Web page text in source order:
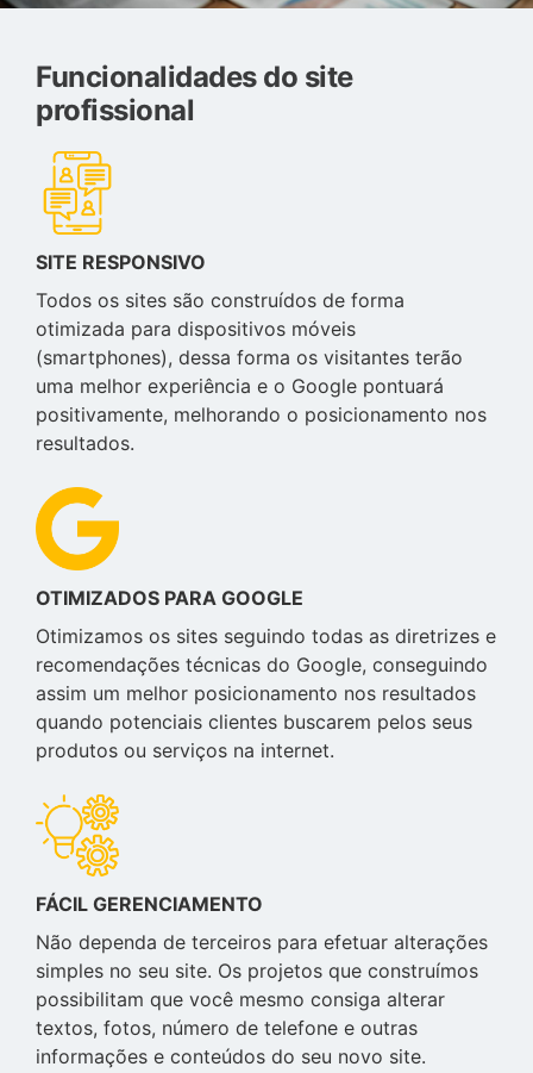
Funcionalidades do site
profissional
SITE RESPONSIVO
Todos os sites são construídos de forma
otimizada para dispositivos móveis
(smartphones), dessa forma os visitantes terão
uma melhor experiência e o Google pontuará
positivamente, melhorando o posicionamento nos
resultados.
OTIMIZADOS PARA GOOGLE
Otimizamos os sites seguindo todas as diretrizes e
recomendações técnicas do Google, conseguindo
assim um melhor posicionamento nos resultados
quando potenciais clientes buscarem pelos seus
produtos ou serviços na internet.
FÁCIL GERENCIAMENTO
Não dependa de terceiros para efetuar alterações
simples no seu site. Os projetos que construímos
possibilitam que você mesmo consiga alterar
textos, fotos, número de telefone e outras
informações e conteúdos do seu novo site.